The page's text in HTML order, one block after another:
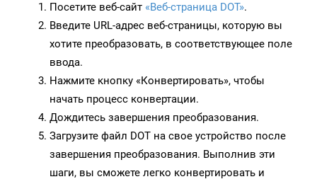
Посетите веб-сайт «Веб-страница DOT».
Введите URL-адрес веб-страницы, которую вы
хотите преобразовать, в соответствующее поле
ввода.
Нажмите кнопку «Конвертировать», чтобы
начать процесс конвертации.
Дождитесь завершения преобразования.
Загрузите файл DOT на свое устройство после
завершения преобразования. Выполнив эти
шаги, вы сможете легко конвертировать и